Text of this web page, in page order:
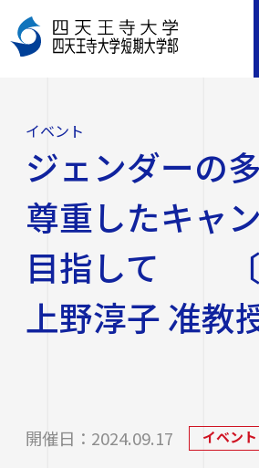
四天王寺大学について
四天王寺大学について
四天王寺大学の概要
学長挨拶
大学学章・ロゴ・学歌・応援歌
大学・大学院・短大
文学部
学生生活
学生生活
学費
就職・キャリア支援
キャリアセンター
イベント
ジェンダーの
尊重したキャ
目指して 〔
上野淳子 准教授
開催日：2024.09.17 イベント